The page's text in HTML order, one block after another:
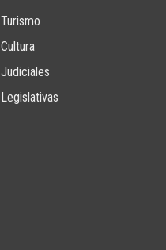
Turismo
Cultura
Judiciales
Legislativas